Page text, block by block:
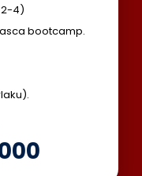
2-4)
bootcamp.